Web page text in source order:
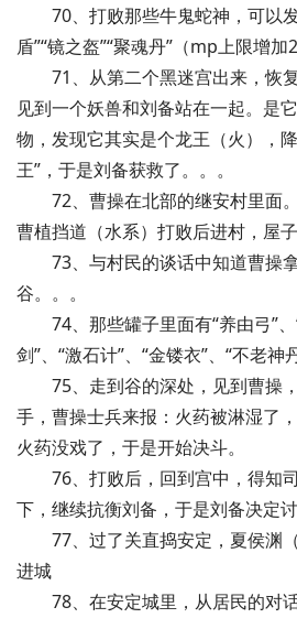
70、打败那些牛鬼蛇神，可以
盾”“镜之盔”“聚魂丹”（mp上限增加
71、从第二个黑迷宫出来，恢
见到一个妖兽和刘备站在一起。是
物，发现它其实是个龙王（火），
王”，于是刘备获救了。。。
72、曹操在北部的继安村里面
曹植挡道（水系）打败后进村，屋
73、与村民的谈话中知道曹操
谷。。。
74、那些罐子里面有“养由弓”
剑”、“激石计”、“金镂衣”、“不老神
75、走到谷的深处，见到曹操
手，曹操士兵来报：火药被淋湿了
火药没戏了，于是开始决斗。
76、打败后，回到宫中，得知
下，继续抗衡刘备，于是刘备决定讨
77、过了关直捣安定，夏侯渊
进城
78、在安定城里，从居民的对